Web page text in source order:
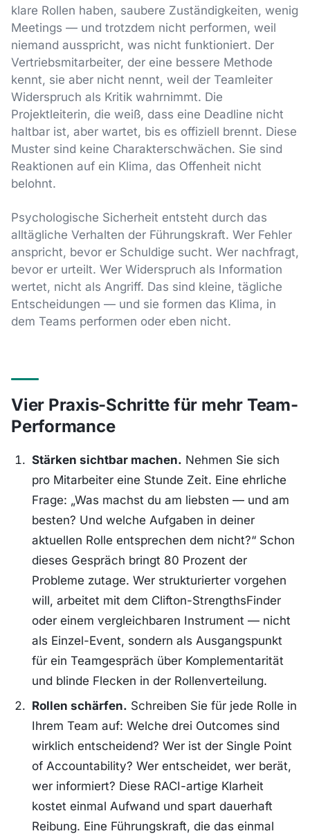
klare Rollen haben, saubere Zuständigkeiten, wenig
Meetings — und trotzdem nicht performen, weil
niemand ausspricht, was nicht funktioniert. Der
Vertriebsmitarbeiter, der eine bessere Methode
kennt, sie aber nicht nennt, weil der Teamleiter
Widerspruch als Kritik wahrnimmt. Die
Projektleiterin, die weiß, dass eine Deadline nicht
haltbar ist, aber wartet, bis es offiziell brennt. Diese
Muster sind keine Charakterschwächen. Sie sind
Reaktionen auf ein Klima, das Offenheit nicht
belohnt.
Psychologische Sicherheit entsteht durch das
alltägliche Verhalten der Führungskraft. Wer Fehler
anspricht, bevor er Schuldige sucht. Wer nachfragt,
bevor er urteilt. Wer Widerspruch als Information
wertet, nicht als Angriff. Das sind kleine, tägliche
Entscheidungen — und sie formen das Klima, in
dem Teams performen oder eben nicht.
Vier Praxis-Schritte für mehr Team-
Performance
Stärken sichtbar machen. Nehmen Sie sich
pro Mitarbeiter eine Stunde Zeit. Eine ehrliche
Frage: „Was machst du am liebsten — und am
besten? Und welche Aufgaben in deiner
aktuellen Rolle entsprechen dem nicht?“ Schon
dieses Gespräch bringt 80 Prozent der
Probleme zutage. Wer strukturierter vorgehen
will, arbeitet mit dem Clifton-StrengthsFinder
oder einem vergleichbaren Instrument — nicht
als Einzel-Event, sondern als Ausgangspunkt
für ein Teamgespräch über Komplementarität
und blinde Flecken in der Rollenverteilung.
Rollen schärfen. Schreiben Sie für jede Rolle in
Ihrem Team auf: Welche drei Outcomes sind
wirklich entscheidend? Wer ist der Single Point
of Accountability? Wer entscheidet, wer berät,
wer informiert? Diese RACI-artige Klarheit
kostet einmal Aufwand und spart dauerhaft
Reibung. Eine Führungskraft, die das einmal